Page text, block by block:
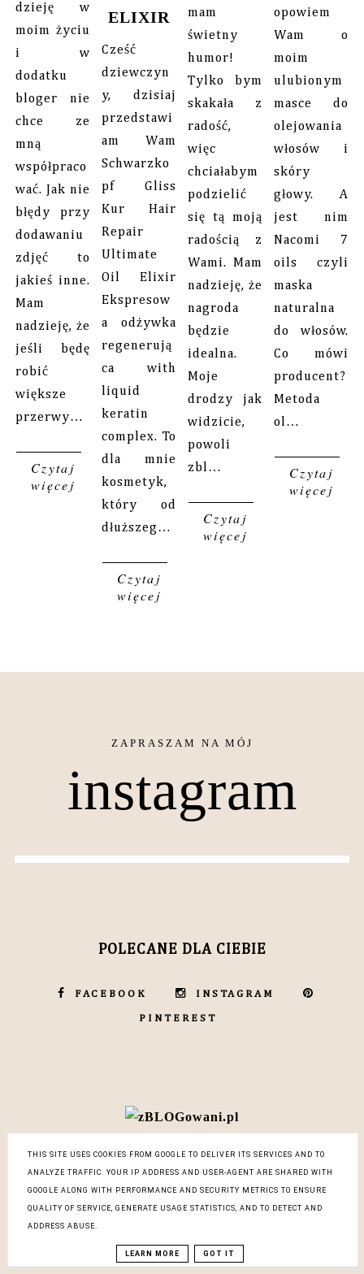
dzieję w
moim życiu
i w
dodatku
bloger nie
chce ze
mną
współpraco
wać. Jak nie
błędy przy
dodawaniu
zdjęć to
jakieś inne.
Mam
nadzieję, że
jeśli będę
robić
większe
przerwy…
Czytaj
więcej
ELIXIR
Cześć
dziewczyn
y, dzisiaj
przedstawi
am Wam
Schwarzko
pf Gliss
Kur Hair
Repair
Ultimate
Oil Elixir
Ekspresow
a odżywka
regenerują
ca with
liquid
keratin
complex. To
dla mnie
kosmetyk,
który od
dłuższeg…
Czytaj
więcej
mam
świetny
humor!
Tylko bym
skakała z
radość,
więc
chciałabym
podzielić
się tą moją
radością z
Wami. Mam
nadzieję, że
nagroda
będzie
idealna.
Moje
drodzy jak
widzicie,
powoli
zbl…
Czytaj
więcej
opowiem
Wam o
moim
ulubionym
masce do
olejowania
włosów i
skóry
głowy. A
jest nim
Nacomi 7
oils czyli
maska
naturalna
do włosów.
Co mówi
producent?
Metoda
ol…
Czytaj
więcej
instagram
POLECANE DLA CIEBIE
FACEBOOK INSTAGRAM
PINTEREST
THIS SITE USES COOKIES FROM GOOGLE TO DELIVER ITS SERVICES AND TO
ANALYZE TRAFFIC. YOUR IP ADDRESS AND USER-AGENT ARE SHARED WITH
GOOGLE ALONG WITH PERFORMANCE AND SECURITY METRICS TO ENSURE
QUALITY OF SERVICE, GENERATE USAGE STATISTICS, AND TO DETECT AND
ADDRESS ABUSE.
LEARN MORE GOT IT